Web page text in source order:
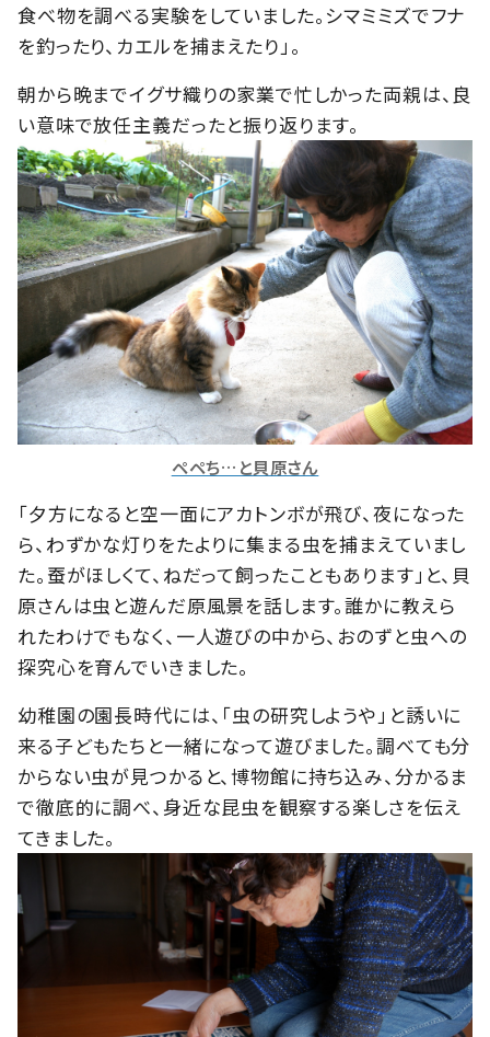
食べ物を調べる実験をしていました。シマミミズでフナ
を釣ったり、カエルを捕まえたり」。
朝から晩までイグサ織りの家業で忙しかった両親は、良
い意味で放任主義だったと振り返ります。
ペペち…と貝原さん
「夕方になると空一面にアカトンボが飛び、夜になった
ら、わずかな灯りをたよりに集まる虫を捕まえていまし
た。蚕がほしくて、ねだって飼ったこともあります」と、貝
原さんは虫と遊んだ原風景を話します。誰かに教えら
れたわけでもなく、一人遊びの中から、おのずと虫への
探究心を育んでいきました。
幼稚園の園長時代には、「虫の研究しようや」と誘いに
来る子どもたちと一緒になって遊びました。調べても分
からない虫が見つかると、博物館に持ち込み、分かるま
で徹底的に調べ、身近な昆虫を観察する楽しさを伝え
てきました。